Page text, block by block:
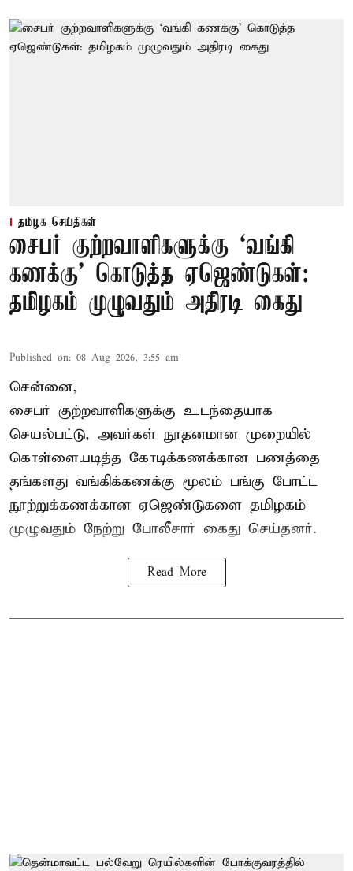
தமிழக செய்திகள்
சைபர் குற்றவாளிகளுக்கு ‘வங்கி
கணக்கு’ கொடுத்த ஏஜெண்டுகள்:
தமிழகம் முழுவதும் அதிரடி கைது
Published on: 08 Aug 2026, 3:55 am
சென்னை,
சைபர் குற்றவாளிகளுக்கு உடந்தையாக
செயல்பட்டு, அவர்கள் நூதனமான முறையில்
கொள்ளையடித்த கோடிக்கணக்கான பணத்தை
தங்களது வங்கிக்கணக்கு மூலம் பங்கு போட்ட
நூற்றுக்கணக்கான ஏஜெண்டுகளை தமிழகம்
முழுவதும் நேற்று போலீசார் கைது செய்தனர்.
Read More